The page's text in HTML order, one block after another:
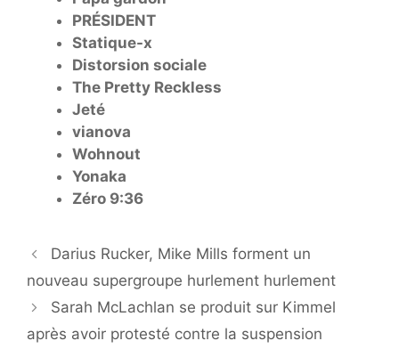
PRÉSIDENT
Statique-x
Distorsion sociale
The Pretty Reckless
Jeté
vianova
Wohnout
Yonaka
Zéro 9:36
Darius Rucker, Mike Mills forment un
nouveau supergroupe hurlement hurlement
Sarah McLachlan se produit sur Kimmel
après avoir protesté contre la suspension